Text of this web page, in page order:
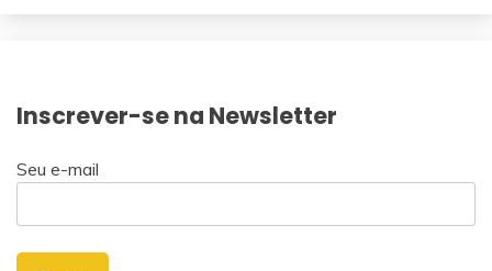
Inscrever-se na Newsletter
Seu e-mail